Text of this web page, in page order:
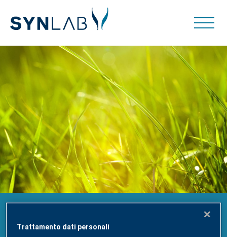
L’IMPEGNO ESG, PER LA CREAZIONE DI
Trattamento dati personali